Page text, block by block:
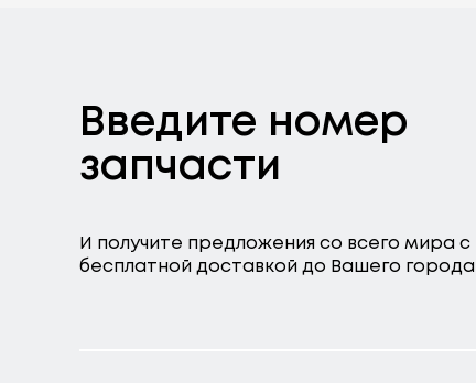
Введите номер
запчасти
И получите предложения со всего мира с
бесплатной доставкой до Вашего города